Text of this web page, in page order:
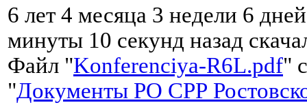
6 лет 4 месяца 3 недели 6
минуты 10 секунд назад
Файл "Konferenciya-R6L.pdf"
"Документы РО СРР